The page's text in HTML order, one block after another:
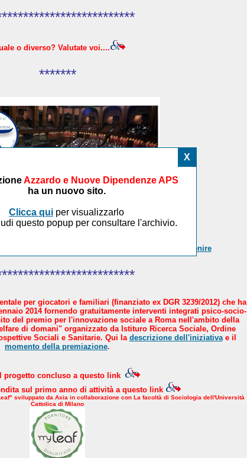
X
Azzardo e Nuove Dipendenze APS
ha un nuovo sito.
Clicca quiper visualizzarlo
questo popup per consultare l'archivio.
o diverso? Valutate voi....
*******
mosse. AND aderisce al manifesto proposto da Avvenire
per giocatori e familiari (finanziato ex DGR 3239/2012) che ha
2014 fornendo gratuitamente interventi integrati psico-socio-
del premio per l'innovazione sociale a Roma nell'ambito della
di domani" organizzato da Istituro Ricerca Sociale, Ordine
Sociali e Sanitarie. Qui la descrizione dell'iniziativae il
momento della premiazione.
progetto concluso a questo link
sul primo anno di attività a questo link
sviluppato da Axia in collaborazione con La facoltà di Sociologia dell'Università
Cattolica di Milano